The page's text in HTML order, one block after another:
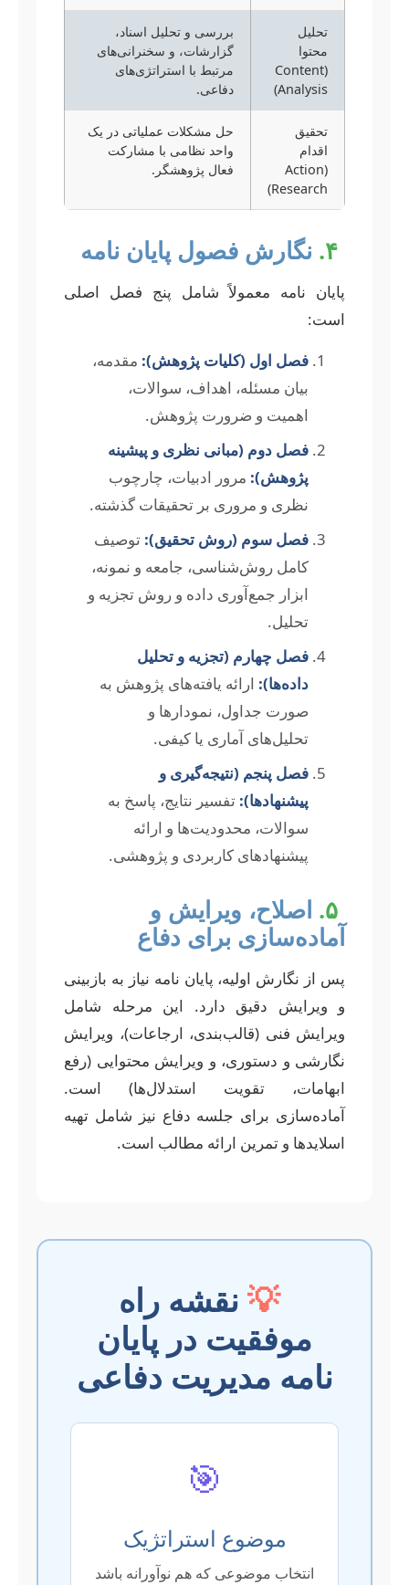
تحلیل
محتوا
(Content
Analysis)
بررسی و تحلیل اسناد،
گزارشات، و سخنرانی‌های
مرتبط با استراتژی‌های
دفاعی.
تحقیق
اقدام
(Action
Research)
حل مشکلات عملیاتی در یک
واحد نظامی با مشارکت
فعال پژوهشگر.
۴. نگارش فصول پایان نامه
پایان نامه معمولاً شامل پنج فصل اصلی
است:
فصل اول (کلیات پژوهش): مقدمه،
بیان مسئله، اهداف، سوالات،
اهمیت و ضرورت پژوهش.
فصل دوم (مبانی نظری و پیشینه
پژوهش): مرور ادبیات، چارچوب
نظری و مروری بر تحقیقات گذشته.
فصل سوم (روش تحقیق): توصیف
کامل روش‌شناسی، جامعه و نمونه،
ابزار جمع‌آوری داده و روش تجزیه و
تحلیل.
فصل چهارم (تجزیه و تحلیل
داده‌ها): ارائه یافته‌های پژوهش به
صورت جداول، نمودارها و
تحلیل‌های آماری یا کیفی.
فصل پنجم (نتیجه‌گیری و
پیشنهادها): تفسیر نتایج، پاسخ به
سوالات، محدودیت‌ها و ارائه
پیشنهادهای کاربردی و پژوهشی.
۵. اصلاح، ویرایش و
آماده‌سازی برای دفاع
پس از نگارش اولیه، پایان نامه نیاز به بازبینی
و ویرایش دقیق دارد. این مرحله شامل
ویرایش فنی (قالب‌بندی، ارجاعات)، ویرایش
نگارشی و دستوری، و ویرایش محتوایی (رفع
ابهامات، تقویت استدلال‌ها) است.
آماده‌سازی برای جلسه دفاع نیز شامل تهیه
اسلایدها و تمرین ارائه مطالب است.
💡 نقشه راه
موفقیت در پایان
نامه مدیریت دفاعی
🎯
موضوع استراتژیک
انتخاب موضوعی که هم نوآورانه باشد